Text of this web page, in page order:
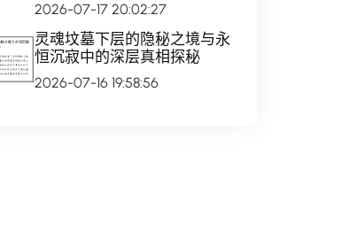
2026-07-17 20:02:27
灵魂坟墓下层的隐秘之境与永
恒沉寂中的深层真相探秘
2026-07-16 19:58:56